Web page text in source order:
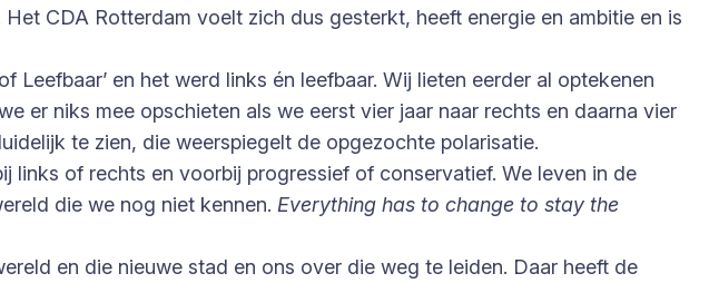
CDA Rotterdam voelt zich dus gesterkt, heeft energie en ambitie en is
en het werd links én leefbaar. Wij lieten eerder al optekenen
er niks mee opschieten als we eerst vier jaar naar rechts en daarna vier
te zien, die weerspiegelt de opgezochte polarisatie.
links of rechts en voorbij progressief of conservatief. We leven in de
die we nog niet kennen. Everything has to change to stay the
en die nieuwe stad en ons over die weg te leiden. Daar heeft de